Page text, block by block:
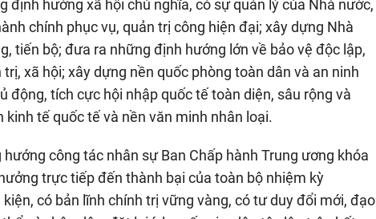
hướng xã hội chủ nghĩa, có sự quản lý của Nhà nước,
chính phục vụ, quản trị công hiện đại; xây dựng Nhà
tiến bộ; đưa ra những định hướng lớn về bảo vệ độc lập,
xã hội; xây dựng nền quốc phòng toàn dân và an ninh
động, tích cực hội nhập quốc tế toàn diện, sâu rộng và
tế quốc tế và nền văn minh nhân loại.
công tác nhân sự Ban Chấp hành Trung ương khóa
trực tiếp đến thành bại của toàn bộ nhiệm kỳ
có bản lĩnh chính trị vững vàng, có tư duy đổi mới, đạo